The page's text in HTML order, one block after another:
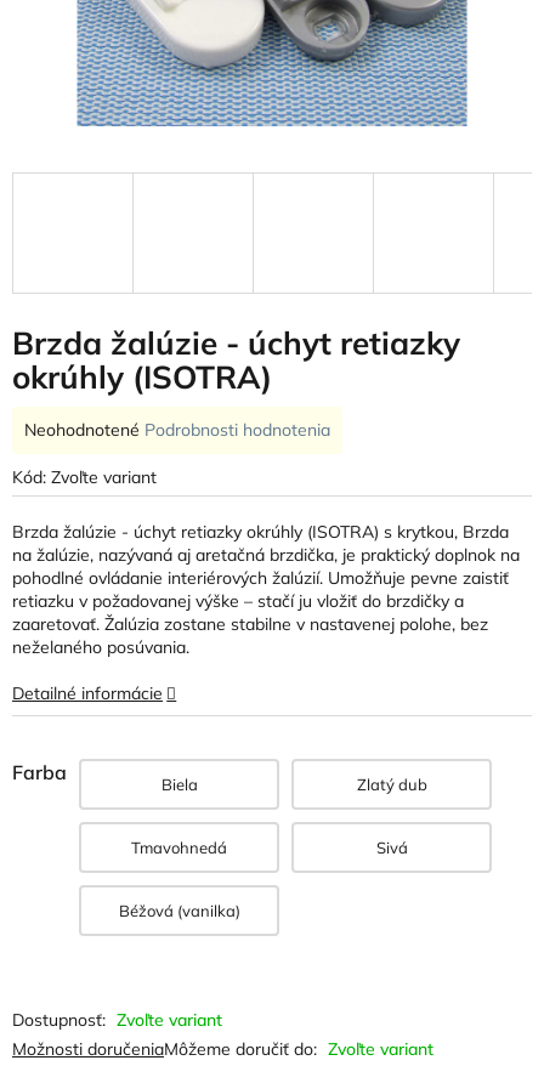
Brzda žalúzie - úchyt retiazky
okrúhly (ISOTRA)
Kód: Zvoľte variant
Farba Biela Zlatý dub
Tmavohnedá Sivá
Béžová (vanilka)
Zvoľte variant
Môžeme doručiť do: Zvoľte variant
Možnosti doručenia
Brzda žalúzie - úchyt retiazky okrúhly (ISOTRA) s krytkou, Brzda
na žalúzie, nazývaná aj aretačná brzdička, je praktický doplnok na
pohodlné ovládanie interiérových žalúzií. Umožňuje pevne zaistiť
retiazku v požadovanej výške – stačí ju vložiť do brzdičky a
zaaretovať. Žalúzia zostane stabilne v nastavenej polohe, bez
neželaného posúvania.
Detailné informácie
Priemerné
produktu
je
z
5
hviezdičiek.
Neohodnotené Podrobnosti hodnotenia